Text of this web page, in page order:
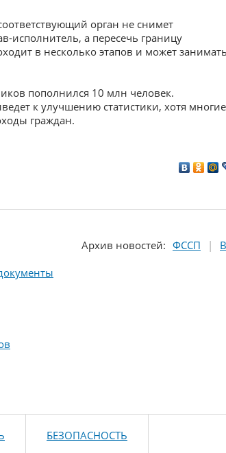
орган не снимет
исполнитель, а пересечь границу
в несколько этапов и может
пополнился 10 млн человек.
к улучшению статистики, хотя многие
граждан.
Архив новостей: ФССП
БЕЗОПАСНОСТЬ